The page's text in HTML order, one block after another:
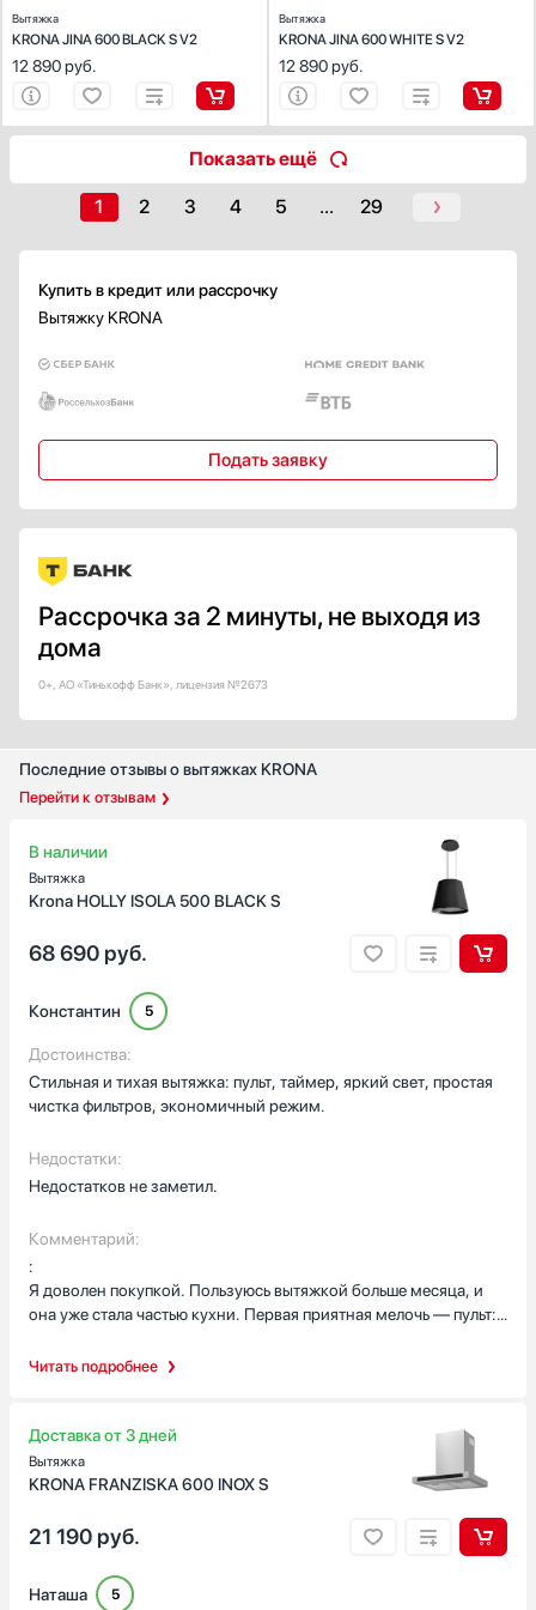
Интенсивного режима
Для смены фильтра и его очистки
Показать все
Есть
Тип освещения
Галогенная лампа
Светодиодная подсветка
Показать все
Максимальный уровень шума, дБ
Цвет окантовки
Серебро
Показать все
Интервальная работа
Автоматическая регулировка скорости
Страна производства
Евросоюз
Испания
Италия
Показать все
Гарантия, мес
Вытяжка
KRONA JINA 600 BLACK S V2
12 890руб.
Вытяжка
KRONA JINA 600 WHITE S V2
12 890руб.
Показать ещё
1 2 3 4 5 ... 29
Купить в кредит или рассрочку
Вытяжку KRONA
Подать заявку
Рассрочка за 2 минуты, не выходя из
дома
0+, АО «Тинькофф Банк», лицензия №2673
Последние отзывы о вытяжках KRONA
Перейти к отзывам
В наличии
Вытяжка
Krona HOLLY ISOLA 500 BLACK S
68 690 руб.
Читать подробнее
Константин 5
Достоинства:
Стильная и тихая вытяжка: пульт, таймер, яркий свет, простая
чистка фильтров, экономичный режим.
Недостатки:
Недостатков не заметил.
Комментарий:
:
Я доволен покупкой. Пользуюсь вытяжкой больше месяца, и
она уже стала частью кухни. Первая приятная мелочь — пульт:
хвататься за кнопки, просто нажал с дивана. Светодиодная
Работает тихо: на минимальной скорости практически не
мешает разговору, а при интенсивной готовке мощности
запах исчез значительно быстрее, чем с прошлой вытяжкой.
Таймер на 15 минут выручал, когда забывал выключить —
включал на максимум, уходил в другую комнату, и техника
сама продолжила работу нужное время.
Доставка от 3 дней
Вытяжка
KRONA FRANZISKA 600 INOX S
21 190 руб.
Наташа 5